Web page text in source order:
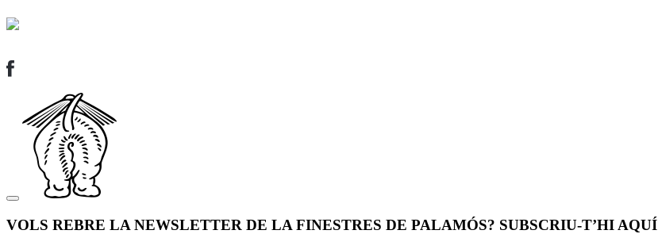
VOLS REBRE LA NEWSLETTER DE LA FINESTRES DE PALAMÓS? SUBSCRIU-T’HI AQUÍ